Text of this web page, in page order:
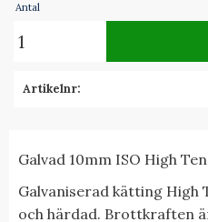
Antal
Artikelnr
Galvad 10mm ISO High
Galvaniserad kätting High
och härdad. Brottkraften